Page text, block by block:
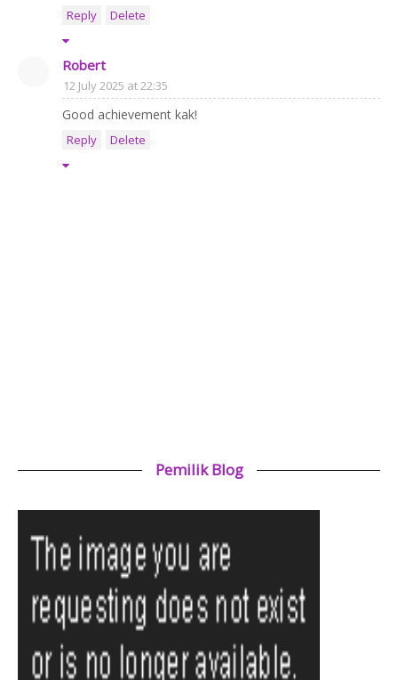
Reply Delete
Robert
12 July 2025 at 22:35
Good achievement kak!
Reply Delete
Pemilik Blog